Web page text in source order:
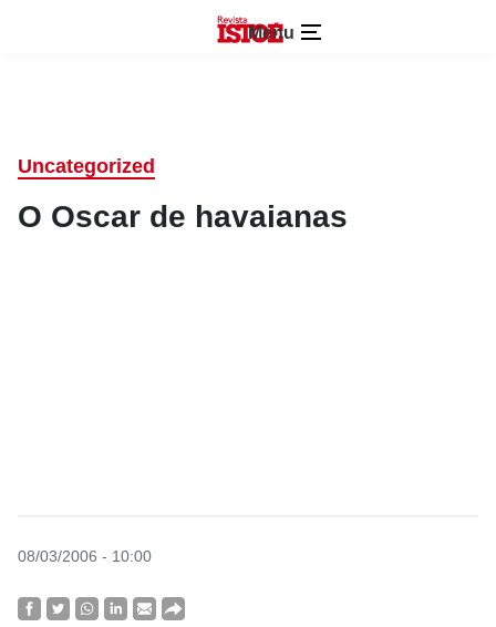
Menu
Uncategorized
O Oscar de havaianas
08/03/2006 - 10:00